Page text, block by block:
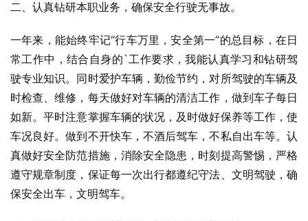
二、认真钻研本职业务，确保安全行驶无事故。
一年来，能始终牢记“行车万里，安全第一”的总目标，在日
常工作中，结合自身的`工作要求，我能认真学习和钻研驾
驶专业知识。同时爱护车辆，勤俭节约，对所驾驶的车辆及
时检查、维修，每天做好对车辆的清洁工作，做到车子每日
如新。平时注意掌握车辆的状况，及时做好保养等工作，使
车况良好。做到不开快车，不酒后驾车，不私自出车等。认
真做好安全防范措施，消除安全隐患，时刻提高警惕，严格
遵守规章制度，保证每一次出行都遵纪守法、文明驾驶，确
保安全出车，文明驾车。